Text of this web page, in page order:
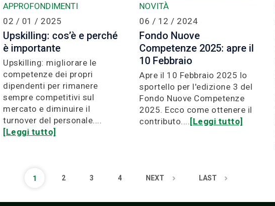
APPROFONDIMENTI
02 / 01 / 2025
Upskilling: cos’è e perché
è importante
Upskilling: migliorare le
competenze dei propri
dipendenti per rimanere
sempre competitivi sul
mercato e diminuire il
turnover del personale....
[Leggi tutto]
NOVITÀ
06 / 12 / 2024
Fondo Nuove
Competenze 2025: apre il
10 Febbraio
Apre il 10 Febbraio 2025 lo
sportello per l'edizione 3 del
Fondo Nuove Competenze
2025. Ecco come ottenere il
contributo....[Leggi tutto]
CURRENT
1 PAGE
2 PAGE
3 PAGE
4
NEXT
NEXT
LAST
LAST